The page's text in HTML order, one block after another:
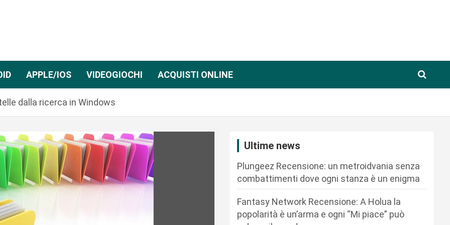
APPLE/IOS VIDEOGIOCHI ACQUISTI ONLINE
dalla ricerca in Windows
Ultime news
Plungeez Recensione: un metroidvania senza
combattimenti dove ogni stanza è un enigma
Fantasy Network Recensione: A Holua la
popolarità è un’arma e ogni “Mi piace” può